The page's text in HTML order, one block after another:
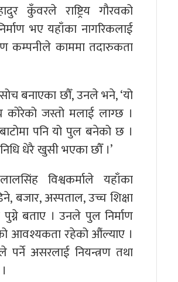
कुँवरले राष्ट्रिय गौरवको
भए यहाँका नागरिकलाई
कम्पनीले काममा तदारुकता
सोच बनाएका छौँ, उनले भने, ‘यो
कोरेको जस्तो मलाई लाग्छ ।
पनि यो पुल बनेको छ ।
धेरै खुसी भएका छौँ ।’
विश्वकर्माले यहाँका
बजार, अस्पताल, उच्च शिक्षा
बताए । उनले पुल निर्माण
आवश्यकता रहेको औंल्याए ।
पर्ने असरलाई नियन्त्रण तथा